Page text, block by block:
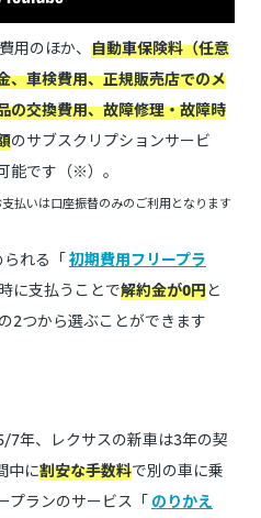
用のほか、 自動車保険料（任意
、車検費用、正規販売店でのメ
の交換費用、故障修理・故障時
のサブスクリプションサービ
能です（※）。
払いは口座振替のみのご利用となります
れる「初期費用フリープラ
に支払うことで解約金が0円と
2つから選ぶことができます
7年、レクサスの新車は3年の契
中に割安な手数料で別の車に乗
プランのサービス「 のりかえ